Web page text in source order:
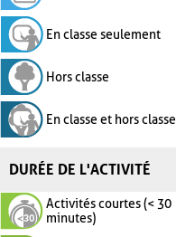
En classe seulement
Hors classe
En classe et hors classe
DURÉE DE L'ACTIVITÉ
Activités courtes (< 30
minutes)